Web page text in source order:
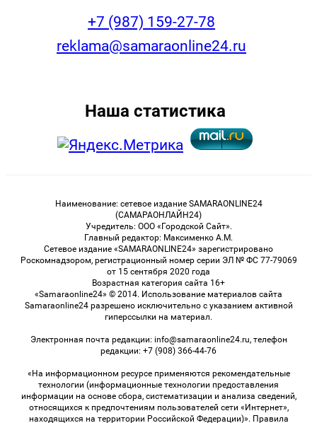
+7 (987) 159-27-78
reklama@samaraonline24.ru
Наша статистика
Наименование: сетевое издание SAMARAONLINE24
(САМАРАОНЛАЙН24)
Учредитель: ООО «Городской Сайт».
Главный редактор: Максименко А.М.
Сетевое издание «SAMARAONLINE24» зарегистрировано
Роскомнадзором, регистрационный номер серии ЭЛ № ФС 77-79069
от 15 сентября 2020 года
Возрастная категория сайта 16+
«Samaraonline24» © 2014. Использование материалов сайта
Samaraonline24 разрешено исключительно с указанием активной
гиперссылки на материал.
Электронная почта редакции: info@samaraonline24.ru, телефон
редакции: +7 (908) 366-44-76
«На информационном ресурсе применяются рекомендательные
технологии (информационные технологии предоставления
информации на основе сбора, систематизации и анализа сведений,
относящихся к предпочтениям пользователей сети «Интернет»,
находящихся на территории Российской Федерации)». Правила